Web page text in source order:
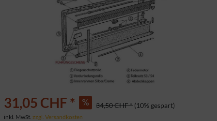
31,05 CHF * 34,50 CHF * (10% gespart)
inkl. MwSt. zzgl. Versandkosten